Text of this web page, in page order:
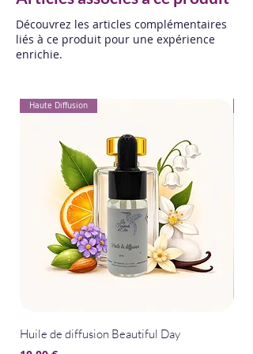
Découvrez les articles complémentaires
liés à ce produit pour une expérience
enrichie.
Haute Diffusion
Huile de diffusion Beautiful Day